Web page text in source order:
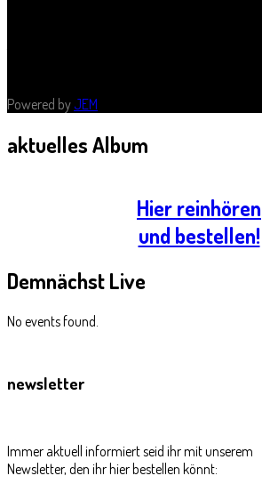
Powered by JEM
aktuellesAlbum
Hier reinhören
und bestellen!
DemnächstLive
No events found.
newsletter
Immer aktuell informiert seid ihr mit unserem
Newsletter, den ihr hier bestellen könnt: